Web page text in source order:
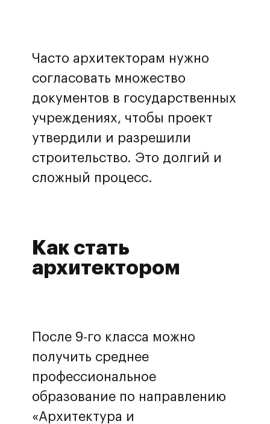
Часто архитекторам нужно
согласовать множество
документов в государственных
учреждениях, чтобы проект
утвердили и разрешили
строительство. Это долгий и
сложный процесс.
Как стать
архитектором
После 9-го класса можно
получить среднее
профессиональное
образование по направлению
«Архитектура и